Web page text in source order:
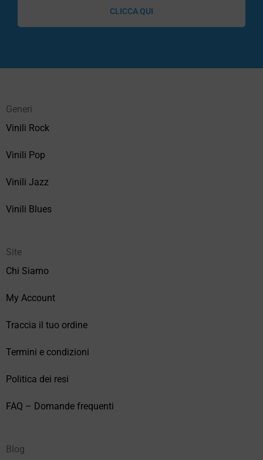
CLICCA QUI
Generi
Vinili Rock
Vinili Pop
Vinili Jazz
Vinili Blues
Site
Chi Siamo
My Account
Traccia il tuo ordine
Termini e condizioni
Politica dei resi
FAQ – Domande frequenti
Blog